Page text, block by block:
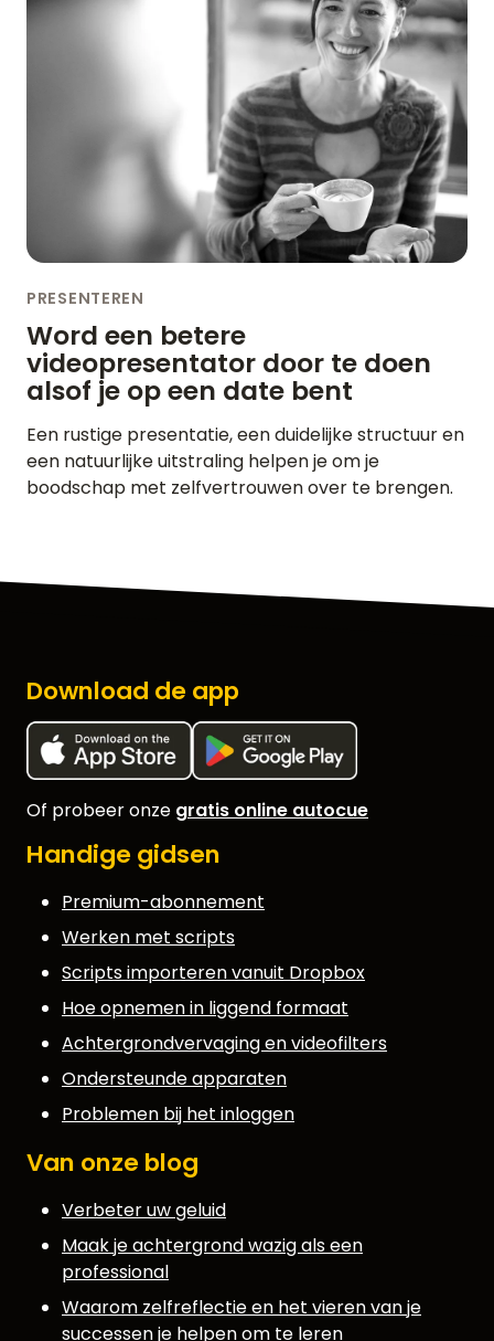
PRESENTEREN
Word een betere
videopresentator door te doen
alsof je op een date bent
Een rustige presentatie, een duidelijke structuur en
een natuurlijke uitstraling helpen je om je
boodschap met zelfvertrouwen over te brengen.
Download de app
Of probeer onze gratis online autocue
Handige gidsen
Premium-abonnement
Werken met scripts
Scripts importeren vanuit Dropbox
Hoe opnemen in liggend formaat
Achtergrondvervaging en videofilters
Ondersteunde apparaten
Problemen bij het inloggen
Van onze blog
Verbeter uw geluid
Maak je achtergrond wazig als een
professional
Waarom zelfreflectie en het vieren van je
successen je helpen om te leren